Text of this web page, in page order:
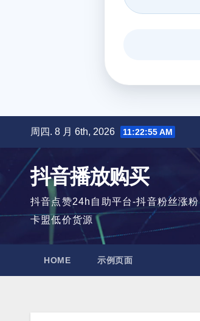
周四. 8 月 6th, 2026 11:22:56 AM
抖音播放购买
抖音点赞24h自助平台-抖音粉丝涨粉
卡盟低价货源
HOME 示例页面